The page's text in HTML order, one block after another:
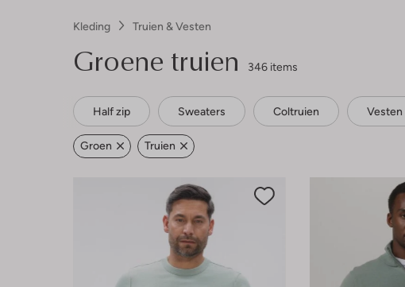
Kleding Truien & Vesten
Groene truien 346 items
Half zip Sweaters Coltruien Vesten
Groen Truien